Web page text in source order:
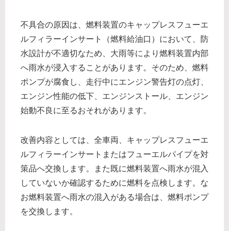
不具合の原因は、燃料装置のキャップレスフューエ
ルフィラーインサート（燃料給油口）において、防
水設計が不適切なため、大雨等により燃料装置内部
へ雨水が浸入することがあります。そのため、燃料
ポンプが腐食し、走行中にエンジン警告灯の点灯、
エンジン性能の低下、エンジンストール、エンジン
始動不良に至るおそれがあります。
改善内容としては、全車両、キャップレスフューエ
ルフィラーインサートまたはフューエルパイプを対
策品へ交換します。また既に燃料装置へ雨水が混入
していないか確認するために燃料を点検します。な
お燃料装置へ雨水の混入がある場合は、燃料ポンプ
を交換します。